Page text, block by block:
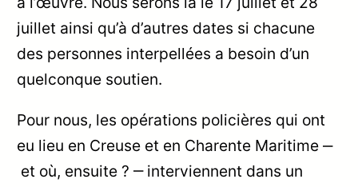
juillet ainsi qu’à d’autres dates si chacune
des personnes interpellées a besoin d’un
quelconque soutien.
Pour nous, les opérations policières qui ont
eu lieu en Creuse et en Charente Maritime ‒
et où, ensuite ? ‒ interviennent dans un